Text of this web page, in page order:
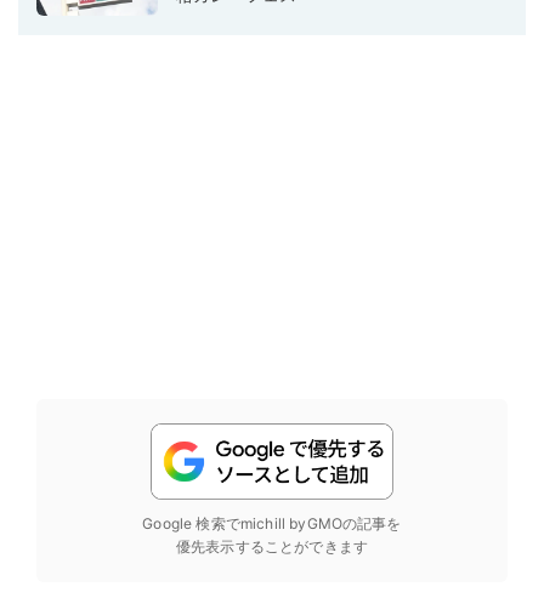
Google 検索でmichill byGMOの記事を
優先表示することができます